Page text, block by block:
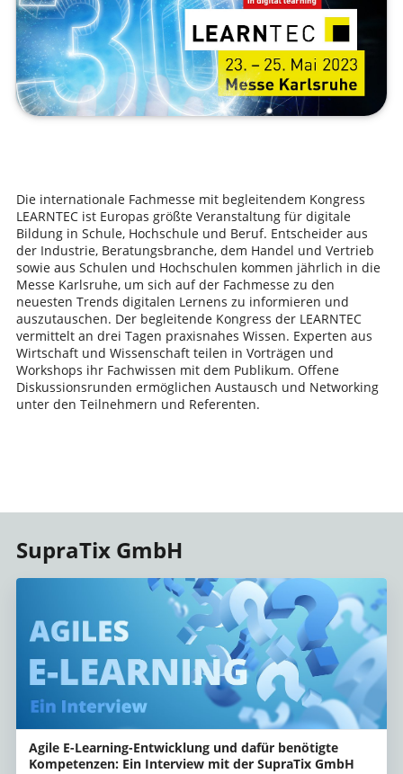
Die internationale Fachmesse mit begleitendem Kongress
LEARNTEC ist Europas größte Veranstaltung für digitale
Bildung in Schule, Hochschule und Beruf. Entscheider aus
der Industrie, Beratungsbranche, dem Handel und Vertrieb
sowie aus Schulen und Hochschulen kommen jährlich in die
Messe Karlsruhe, um sich auf der Fachmesse zu den
neuesten Trends digitalen Lernens zu informieren und
auszutauschen. Der begleitende Kongress der LEARNTEC
vermittelt an drei Tagen praxisnahes Wissen. Experten aus
Wirtschaft und Wissenschaft teilen in Vorträgen und
Workshops ihr Fachwissen mit dem Publikum. Offene
Diskussionsrunden ermöglichen Austausch und Networking
unter den Teilnehmern und Referenten.
SupraTix GmbH
Agile E-Learning-Entwicklung und dafür benötigte
Kompetenzen: Ein Interview mit der SupraTix GmbH